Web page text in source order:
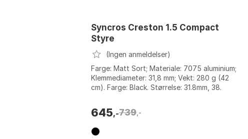
Syncros Creston 1.5 Compact
Styre
(Ingen anmeldelser)
Farge: Matt Sort; Materiale: 7075 aluminium;
Klemmediameter: 31,8 mm; Vekt: 280 g (42
cm). Farge: Black. Størrelse: 31.8mm, 38.
645,-739 ,-